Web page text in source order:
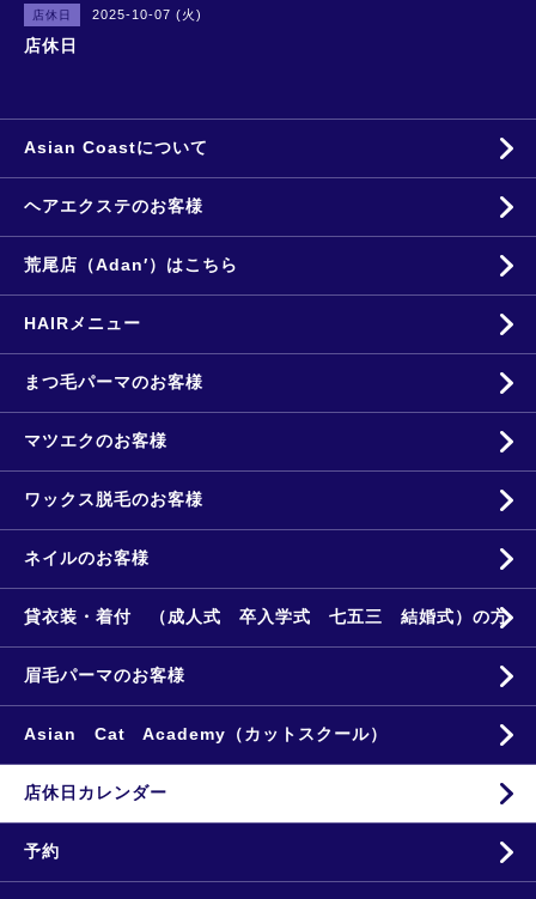
店休日 2025-10-07 (火)
店休日
Asian Coastについて
ヘアエクステのお客様
荒尾店（Adan′）はこちら
HAIRメニュー
まつ毛パーマのお客様
マツエクのお客様
ワックス脱毛のお客様
ネイルのお客様
貸衣装・着付 （成人式 卒入学式 七五三 結婚式）の方
眉毛パーマのお客様
Asian Cat Academy（カットスクール）
店休日カレンダー
予約